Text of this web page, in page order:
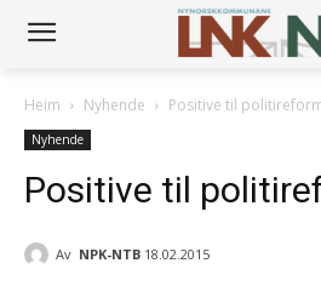
Heim Nyhende Positive til
Nyhende
Positive til
Av NPK-NTB 18.02.2015